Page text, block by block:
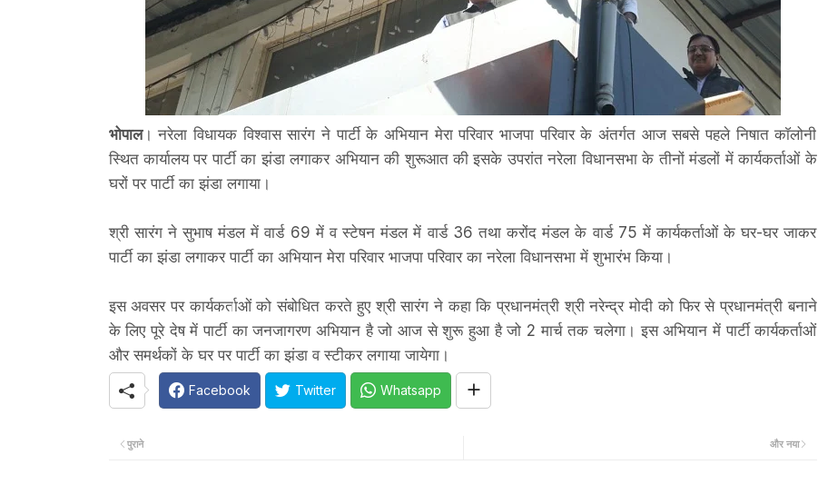
भोपाल। नरेला विधायक विश्वास सारंग ने पार्टी के अभियान मेरा परिवार भाजपा परिवार के अंतर्गत आज सबसे पहले निषात काॅलोनी
स्थित कार्यालय पर पार्टी का झंडा लगाकर अभियान की शुरूआत की इसके उपरांत नरेला विधानसभा के तीनों मंडलों में कार्यकर्ताओं के
घरों पर पार्टी का झंडा लगाया।
श्री सारंग ने सुभाष मंडल में वार्ड 69 में व स्टेषन मंडल में वार्ड 36 तथा करोंद मंडल के वार्ड 75 में कार्यकर्ताओं के घर-घर जाकर
पार्टी का झंडा लगाकर पार्टी का अभियान मेरा परिवार भाजपा परिवार का नरेला विधानसभा में शुभारंभ किया।
इस अवसर पर कार्यकर्ताओं को संबोधित करते हुए श्री सारंग ने कहा कि प्रधानमंत्री श्री नरेन्द्र मोदी को फिर से प्रधानमंत्री बनाने
के लिए पूरे देष में पार्टी का जनजागरण अभियान है जो आज से शुरू हुआ है जो 2 मार्च तक चलेगा। इस अभियान में पार्टी कार्यकर्ताओं
और समर्थकों के घर पर पार्टी का झंडा व स्टीकर लगाया जायेगा।
Facebook Twitter Whatsapp
और नया
पुराने